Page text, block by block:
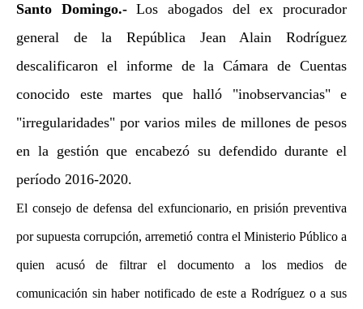
Santo Domingo.-Los abogados del ex procurador
general de la República Jean Alain Rodríguez
descalificaron el informe de la Cámara de Cuentas
conocido este martes que halló "inobservancias" e
"irregularidades" por varios miles de millones de pesos
en la gestión que encabezó su defendido durante el
período 2016-2020.
El consejo de defensa del exfuncionario, en prisión preventiva
por supuesta corrupción, arremetió contra el Ministerio Público a
quien acusó de filtrar el documento a los medios de
comunicación sin haber notificado de este a Rodríguez o a sus